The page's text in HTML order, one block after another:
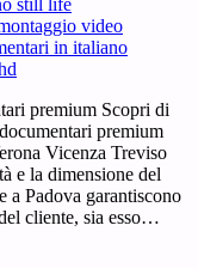
premium Scopri di
premium
Vicenza Treviso
e la dimensione del
a Padova garantiscono
cliente, sia esso…